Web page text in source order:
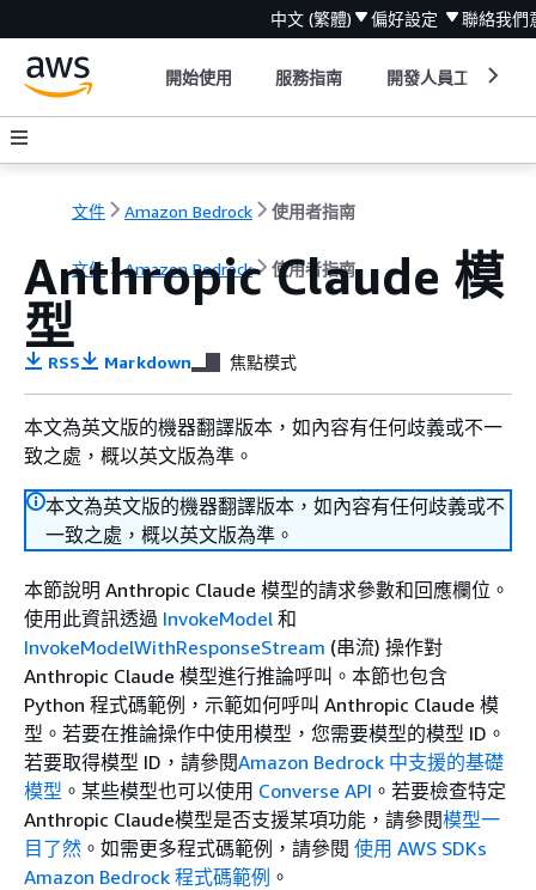
中文 (繁體) 偏好設定 聯絡我們
開始使用 服務指南 開發人員工具
文件 Amazon Bedrock 使用者指南
文件 Amazon Bedrock 使用者指南
Anthropic Claude 模
型
RSS Markdown 焦點模式
本文為英文版的機器翻譯版本，如內容有任何歧義或不一
致之處，概以英文版為準。
本文為英文版的機器翻譯版本，如內容有任何歧義或不
一致之處，概以英文版為準。
本節說明 Anthropic Claude 模型的請求參數和回應欄位。
使用此資訊透過 InvokeModel 和
InvokeModelWithResponseStream (串流) 操作對
Anthropic Claude 模型進行推論呼叫。本節也包含
Python 程式碼範例，示範如何呼叫 Anthropic Claude 模
型。若要在推論操作中使用模型，您需要模型的模型 ID。
若要取得模型 ID，請參閱Amazon Bedrock 中支援的基礎
模型 。某些模型也可以使用 Converse API 。若要檢查特定
Anthropic Claude模型是否支援某項功能，請參閱模型一
目了然 。如需更多程式碼範例，請參閱 使用 AWS SDKs
Amazon Bedrock 程式碼範例 。